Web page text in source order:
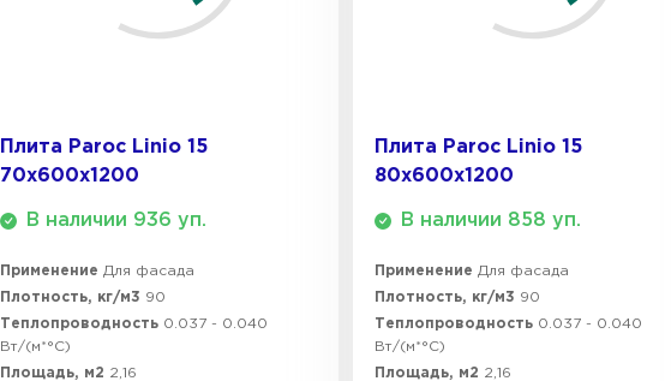
Плита Paroc Linio 15
70х600х1200
В наличии 936 уп.
Применение Для фасада
Плотность, кг/м3 90
Теплопроводность 0.037 - 0.040
Вт/(м*°C)
Площадь, м2 2,16
Плита Paroc Linio 15
80х600х1200
В наличии 858 уп.
Применение Для фасада
Плотность, кг/м3 90
Теплопроводность 0.037 - 0.040
Вт/(м*°C)
Площадь, м2 2,16
ПЕРЕЙТИ
ВСЕ ПРОИЗВОДИТЕЛИ